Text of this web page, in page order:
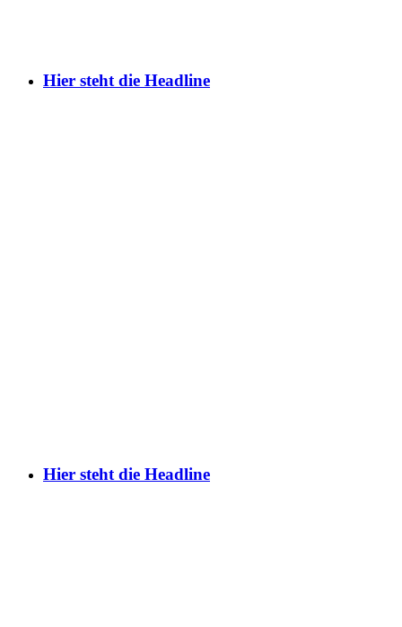
Hier steht die Headline
Hier steht die Headline